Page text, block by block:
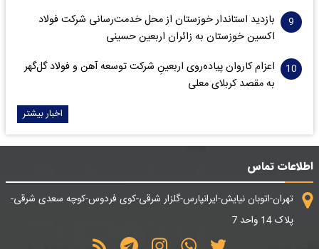
بازدید استاندار خوزستان از محل خدمت‌رسانی شرکت فولاد
اکسین خوزستان به زائران اربعین حسینی
اعزام کاروان پیاده‌روی اربعینِ شرکت توسعه آهن و فولاد گل‌گهر
به مقصد کربلای معلی
اخبار بیشتر
اطلاعات تماس
تهران-اتوبان نیایش-ایرانپارس-گلزار شرقی-کوی فردوس-کوچه سعدی شرقی-
پلاک 14 واحد 7